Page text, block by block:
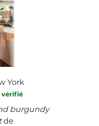
York
vérifié
burgundy
de